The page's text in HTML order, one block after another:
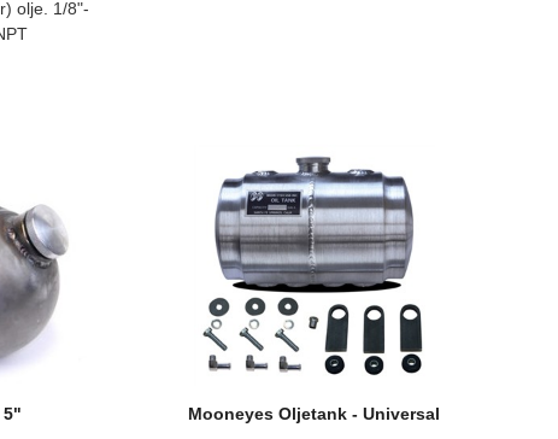
olje. 1/8"-
5" Mooneyes Oljetank - Universal